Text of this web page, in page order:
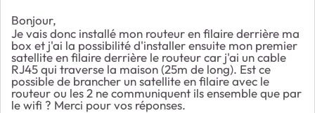
Bonjour,
Je vais donc installé mon routeur en filaire derrière ma
box et j'ai la possibilité d'installer ensuite mon premier
satellite en filaire derrière le routeur car j'ai un cable
RJ45 qui traverse la maison (25m de long). Est ce
possible de brancher un satellite en filaire avec le
routeur ou les 2 ne communiquent ils ensemble que par
le wifi ? Merci pour vos réponses.